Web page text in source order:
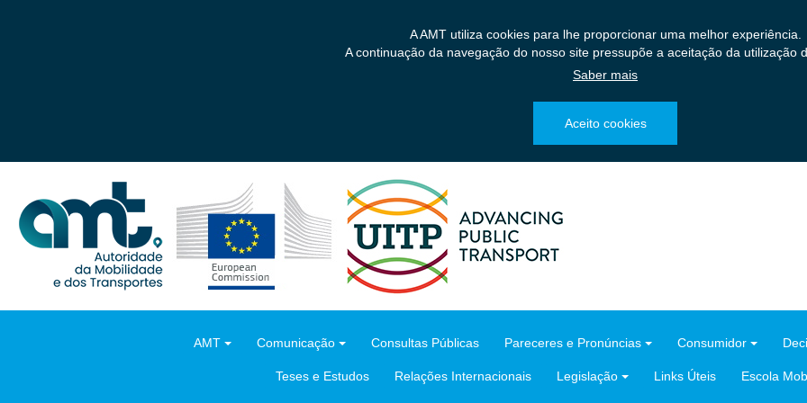
A AMT utiliza cookies para lhe proporcionar uma melhor experiência.
A continuação da navegação do nosso site pressupõe a aceitação da utilização
Saber mais
Aceito cookies
AMT Comunicação Consultas Públicas Pareceres e Pronúncias Consumidor
Teses e Estudos Relações Internacionais Legislação Links Úteis Escola